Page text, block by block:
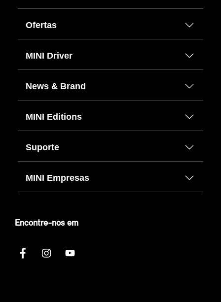
Ofertas
MINI Driver
News & Brand
MINI Editions
Suporte
MINI Empresas
Encontre-nos em